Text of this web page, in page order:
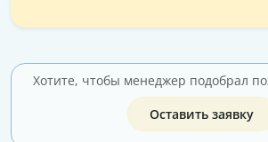
Хотите, чтобы менеджер подобрал
Оставить заявку